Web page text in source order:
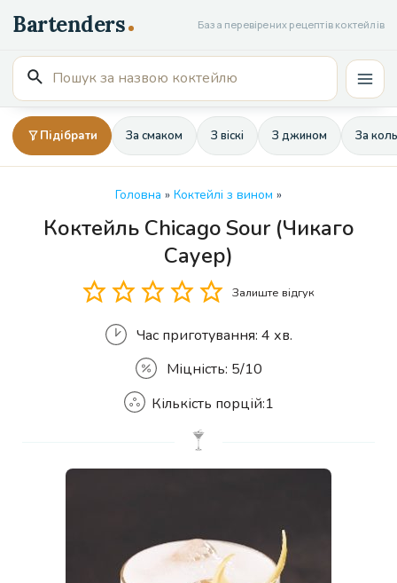
до
вмісту
База перевірених рецептів коктейлів
Пошук
для:
Підібрати За смаком З віскі З джином За
Головна » Коктейлі з вином »
Коктейль Chicago Sour (Чикаго
Сауер)
Залиште відгук
Час приготування: 4 хв.
Міцність: 5/10
Кількість
Кількість порцій:1